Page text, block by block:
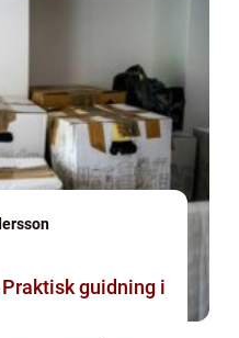
guidning i